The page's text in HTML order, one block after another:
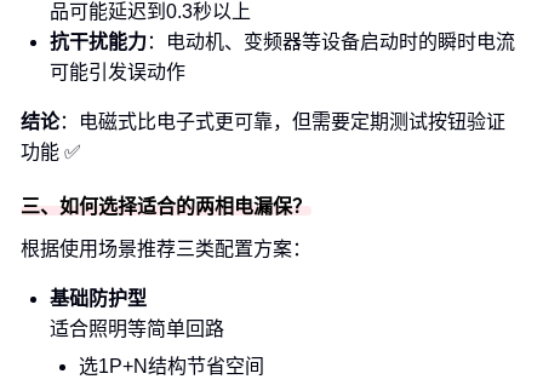
品可能延迟到0.3秒以上
抗干扰能力：电动机、变频器等设备启动时的瞬时电流
可能引发误动作
结论：电磁式比电子式更可靠，但需要定期测试按钮验证
功能 ✅
三、如何选择适合的两相电漏保？
根据使用场景推荐三类配置方案：
基础防护型
适合照明等简单回路
选1P+N结构节省空间